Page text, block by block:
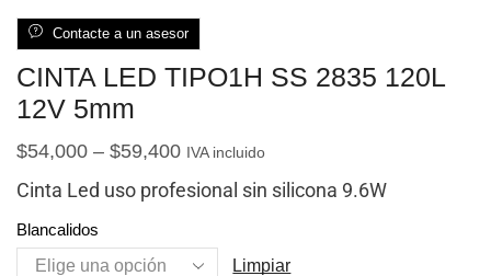
Contacte a un asesor
CINTA LED TIPO1H SS 2835 120L
12V 5mm
$54,000 – $59,400 IVA incluido
Cinta Led uso profesional sin silicona 9.6W
Blancalidos
Limpiar